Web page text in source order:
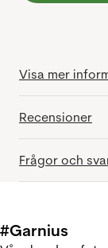
Visa mer
Recensioner
Frågor och
#Garnius